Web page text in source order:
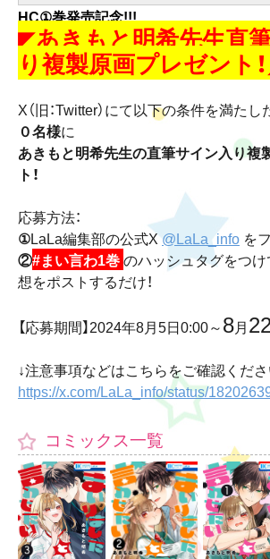
HC①巻発売記念!!!
◤あきもと明希先生直
り複製原画プレゼント！
X（旧：Twitter）にて以下の条件を満たし
０名様に
あきもと明希先生の直筆サイン入り複
ト！
応募方法：
①LaLa編集部の公式X@LaLa_info を
②#まい言わ1巻のハッシュタグをつ
想をポストするだけ！
【応募期間】2024年8月5日0:00～8月
↓注意事項などはこちらをご確認くだ
https://x.com/LaLa_info/status/
コミックス一覧